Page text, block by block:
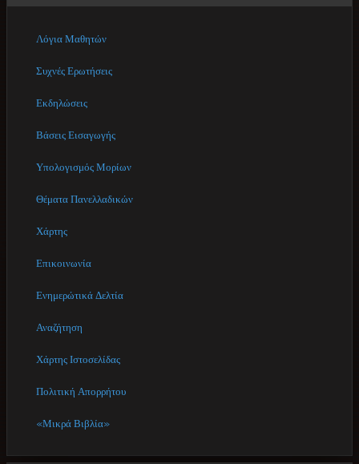
Λόγια Μαθητών
Συχνές Ερωτήσεις
Εκδηλώσεις
Βάσεις Εισαγωγής
Υπολογισμός Μορίων
Θέματα Πανελλαδικών
Χάρτης
Επικοινωνία
Ενημερώτικά Δελτία
Αναζήτηση
Χάρτης Ιστοσελίδας
Πολιτική Απορρήτου
«Μικρά Βιβλία»